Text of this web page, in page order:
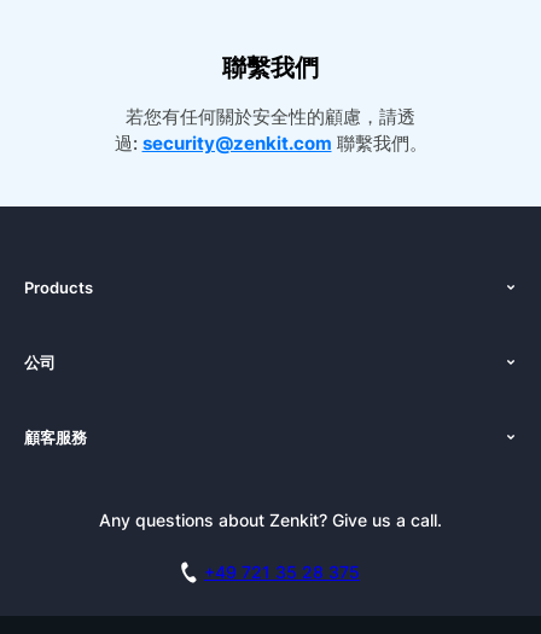
聯繫我們
若您有任何關於安全性的顧慮，請透
過: security@zenkit.com 聯繫我們。
Products
定價
公司
新聞發布
新聞素材包
顧客服務
電子報訂閱Any questions about Zenkit? Give us a call.
+49 721 35 28 375